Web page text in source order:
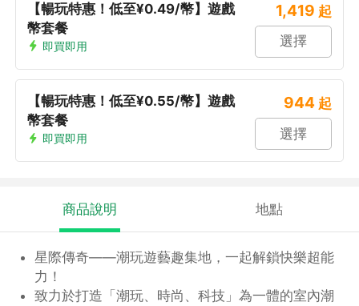
【暢玩特惠！低至¥0.49/幣】遊戲
幣套餐
即買即用
1,419 起
選擇
【暢玩特惠！低至¥0.55/幣】遊戲
幣套餐
即買即用
944 起
選擇
商品說明 地點
星際傳奇——潮玩遊藝趣集地，一起解鎖快樂超能
力！
致力於打造「潮玩、時尚、科技」為一體的室內潮